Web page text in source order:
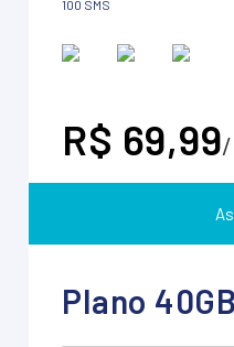
100 SMS
R$ 69,99
Plano 40GB